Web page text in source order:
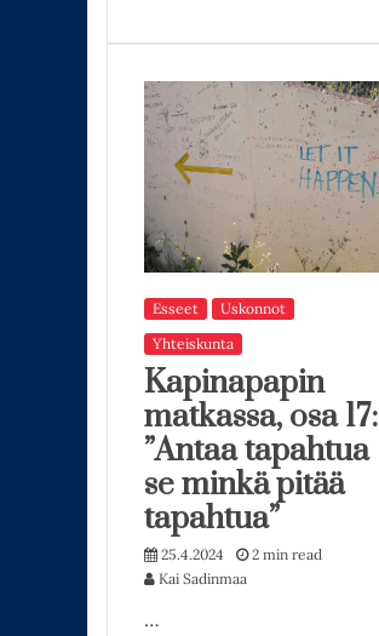
Esseet
Uskonnot
Yhteiskunta
Kapinapapin
matkassa, osa 17:
”Antaa tapahtua
se minkä pitää
tapahtua”
25.4.2024
2 min read
Kai Sadinmaa
…